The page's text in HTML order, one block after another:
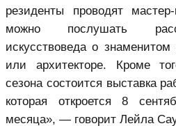
резиденты проводят
можно послушать
искусствоведа о
или архитекторе. Кроме
сезона состоится выставка
которая откроется 8
месяца», — говорит Лейла